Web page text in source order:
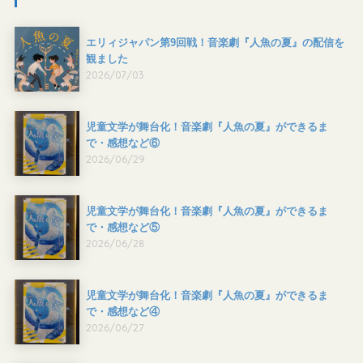
エリィジャパン第9回戦！音楽劇『人魚の夏』の配信を
観ました
2026/07/03
児童文学が舞台化！音楽劇『人魚の夏』ができるま
で・感想など⑥
2026/06/29
児童文学が舞台化！音楽劇『人魚の夏』ができるま
で・感想など⑤
2026/06/28
児童文学が舞台化！音楽劇『人魚の夏』ができるま
で・感想など④
2026/06/27